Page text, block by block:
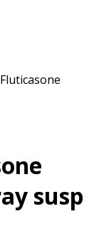
susp